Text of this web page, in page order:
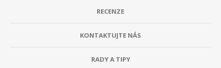
RECENZE
KONTAKTUJTE NÁS
RADY A TIPY